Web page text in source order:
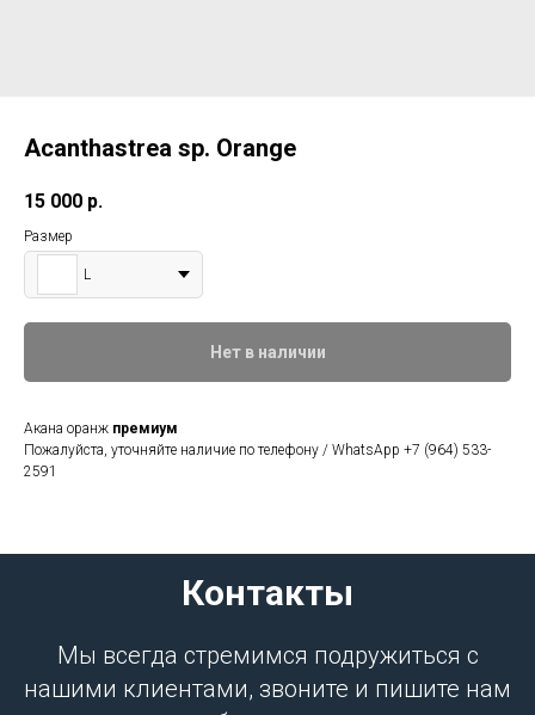
Acanthastrea sp. Orange
15 000 р.
Размер
L
Нет в наличии
Акана оранж премиум
Пожалуйста, уточняйте наличие по телефону / WhatsApp +7 (964) 533-
2591
Контакты
Мы всегда стремимся подружиться с
нашими клиентами, звоните и пишите нам